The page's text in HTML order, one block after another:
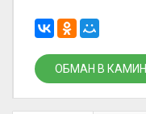
ОБМАН В